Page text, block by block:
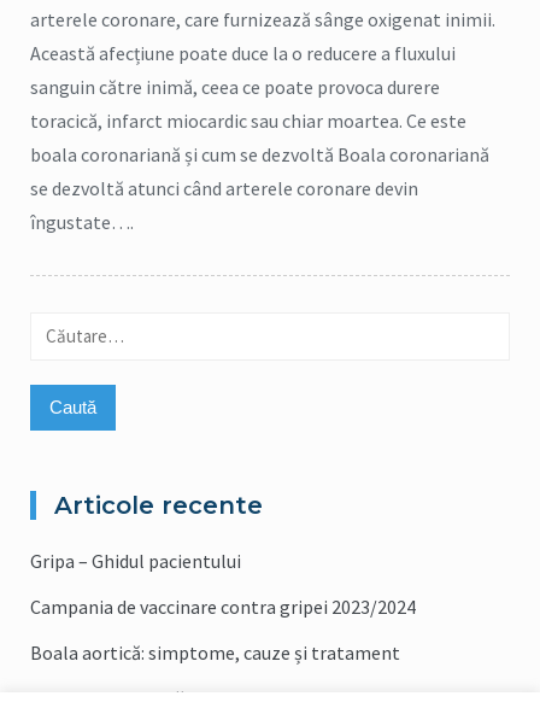
arterele coronare, care furnizează sânge oxigenat inimii.
Această afecțiune poate duce la o reducere a fluxului
sanguin către inimă, ceea ce poate provoca durere
toracică, infarct miocardic sau chiar moartea. Ce este
boala coronariană și cum se dezvoltă Boala coronariană
se dezvoltă atunci când arterele coronare devin
îngustate….
Caută
Articole recente
Gripa – Ghidul pacientului
Campania de vaccinare contra gripei 2023/2024
Boala aortică: simptome, cauze și tratament
Boala Coronariană: Cauze, Simptome și Tratament